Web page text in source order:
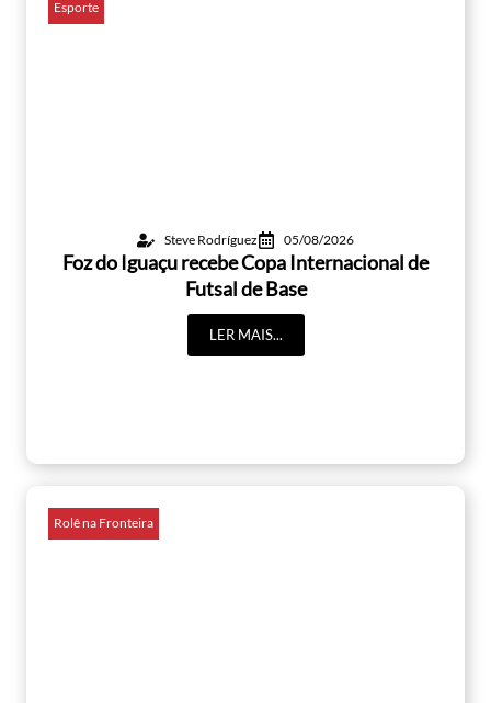
Esporte
Steve Rodríguez 05/08/2026
Foz do Iguaçu recebe Copa Internacional de
Futsal de Base
LER MAIS...
Rolê na Fronteira